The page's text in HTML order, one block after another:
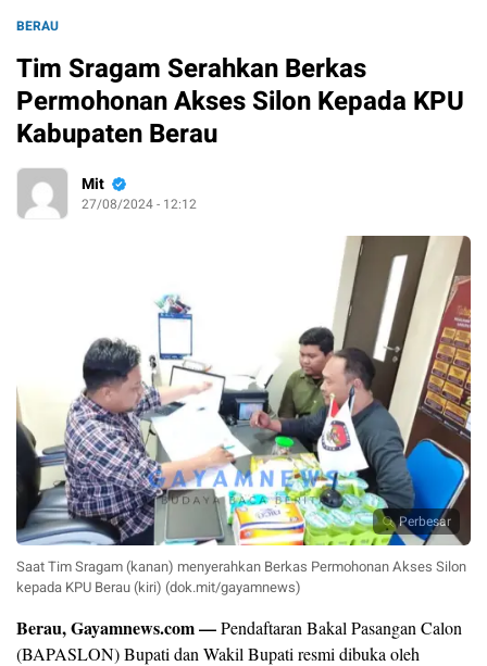
BERAU
Tim Sragam Serahkan Berkas
Permohonan Akses Silon Kepada KPU
Kabupaten Berau
Mit
27/08/2024 - 12:12
Perbesar
Saat Tim Sragam (kanan) menyerahkan Berkas Permohonan Akses Silon
kepada KPU Berau (kiri) (dok.mit/gayamnews)
Berau, Gayamnews.com —Pendaftaran Bakal Pasangan Calon
(BAPASLON) Bupati dan Wakil Bupati resmi dibuka oleh